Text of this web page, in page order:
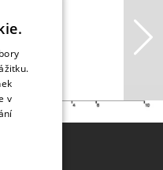
v